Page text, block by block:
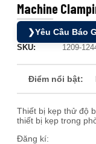
Machine
❯Yêu Cầu Báo
SKU: 1209-
Điểm nổi bật:
Thiết bị kẹp thử độ
thiết bị kẹp trong
Đăng kí: